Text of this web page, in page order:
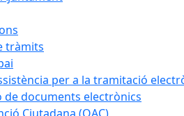
tràmits
per a la tramitació
de documents electrònics